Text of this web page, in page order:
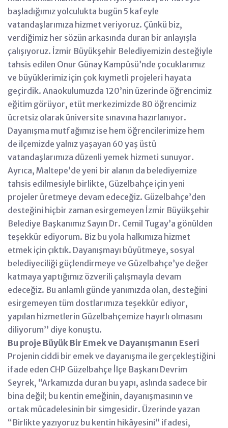
başladığımız yolculukta bugün 5 kafeyle
vatandaşlarımıza hizmet veriyoruz. Çünkü biz,
verdiğimiz her sözün arkasında duran bir anlayışla
çalışıyoruz. İzmir Büyükşehir Belediyemizin desteğiyle
tahsis edilen Onur Günay Kampüsü’nde çocuklarımız
ve büyüklerimiz için çok kıymetli projeleri hayata
geçirdik. Anaokulumuzda 120’nin üzerinde öğrencimiz
eğitim görüyor, etüt merkezimizde 80 öğrencimiz
ücretsiz olarak üniversite sınavına hazırlanıyor.
Dayanışma mutfağımız ise hem öğrencilerimize hem
de ilçemizde yalnız yaşayan 60 yaş üstü
vatandaşlarımıza düzenli yemek hizmeti sunuyor.
Ayrıca, Maltepe’de yeni bir alanın da belediyemize
tahsis edilmesiyle birlikte, Güzelbahçe için yeni
projeler üretmeye devam edeceğiz. Güzelbahçe’den
desteğini hiçbir zaman esirgemeyen İzmir Büyükşehir
Belediye Başkanımız Sayın Dr. Cemil Tugay’a gönülden
teşekkür ediyorum. Biz bu yola halkımıza hizmet
etmek için çıktık. Dayanışmayı büyütmeye, sosyal
belediyeciliği güçlendirmeye ve Güzelbahçe’ye değer
katmaya yaptığımız özverili çalışmayla devam
edeceğiz. Bu anlamlı günde yanımızda olan, desteğini
esirgemeyen tüm dostlarımıza teşekkür ediyor,
yapılan hizmetlerin Güzelbahçemize hayırlı olmasını
diliyorum’’ diye konuştu.
Bu proje Büyük Bir Emek ve Dayanışmanın Eseri
Projenin ciddi bir emek ve dayanışma ile gerçekleştiğini
ifade eden CHP Güzelbahçe İlçe Başkanı Devrim
Seyrek, ‘‘Arkamızda duran bu yapı, aslında sadece bir
bina değil; bu kentin emeğinin, dayanışmasının ve
ortak mücadelesinin bir simgesidir. Üzerinde yazan
“Birlikte yazıyoruz bu kentin hikâyesini” ifadesi,